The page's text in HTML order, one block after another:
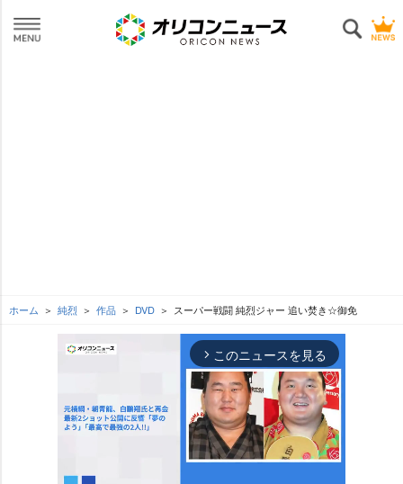
ホーム 純烈 作品 DVD スーパー戦闘 純烈ジャー 追い焚き☆御免
arrow_forward_ios このニュースを見る